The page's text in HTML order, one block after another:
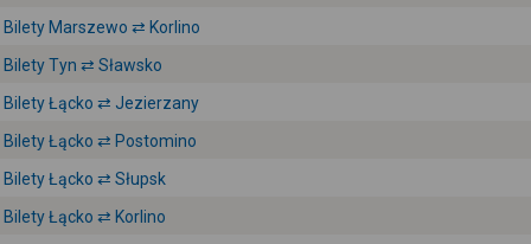
Bilety Marszewo ⇄ Korlino
Bilety Tyn ⇄ Sławsko
Bilety Łącko ⇄ Jezierzany
Bilety Łącko ⇄ Postomino
Bilety Łącko ⇄ Słupsk
Bilety Łącko ⇄ Korlino